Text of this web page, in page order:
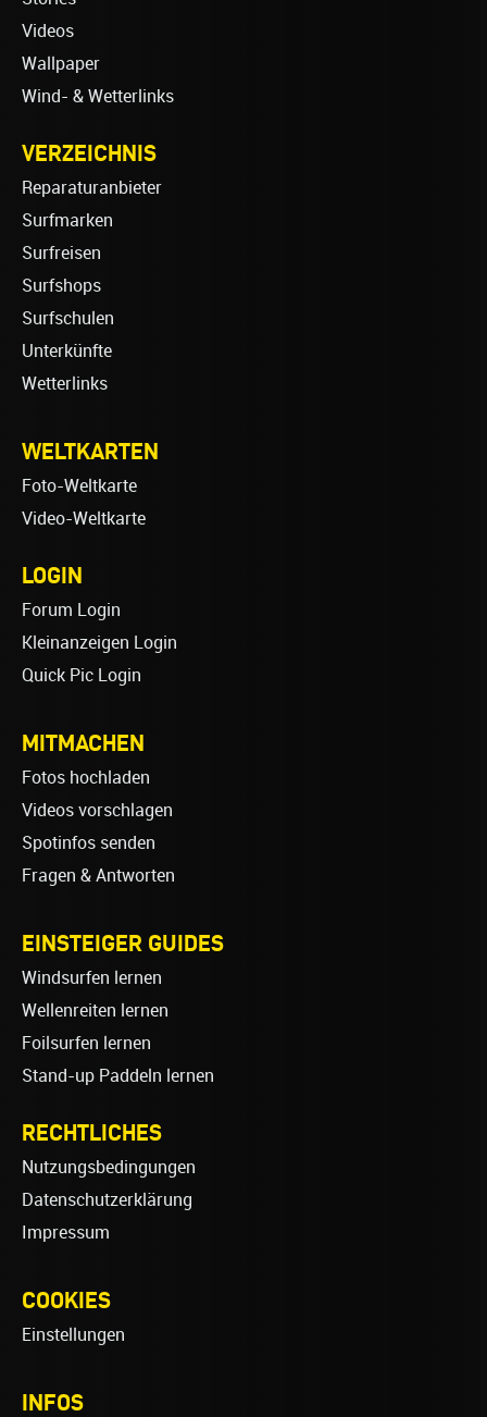
Videos
Wallpaper
Wind- & Wetterlinks
VERZEICHNIS
Reparaturanbieter
Surfmarken
Surfreisen
Surfshops
Surfschulen
Unterkünfte
Wetterlinks
WELTKARTEN
Foto-Weltkarte
Video-Weltkarte
LOGIN
Forum Login
Kleinanzeigen Login
Quick Pic Login
MITMACHEN
Fotos hochladen
Videos vorschlagen
Spotinfos senden
Fragen & Antworten
EINSTEIGER GUIDES
Windsurfen lernen
Wellenreiten lernen
Foilsurfen lernen
Stand-up Paddeln lernen
RECHTLICHES
Nutzungsbedingungen
Datenschutzerklärung
Impressum
COOKIES
Einstellungen
INFOS